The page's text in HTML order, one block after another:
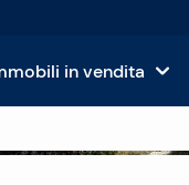
in vendita
Immobili in vendita